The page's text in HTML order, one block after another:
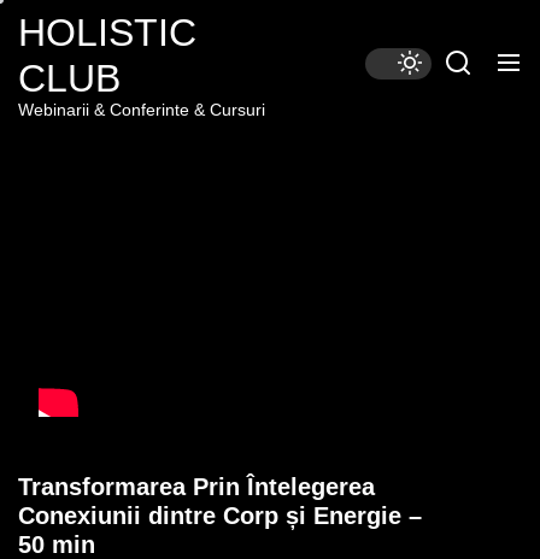
the
content
HOLISTIC
CLUB
Webinarii & Conferinte & Cursuri
Transformarea Prin Întelegerea
Conexiunii dintre Corp și Energie –
50 min